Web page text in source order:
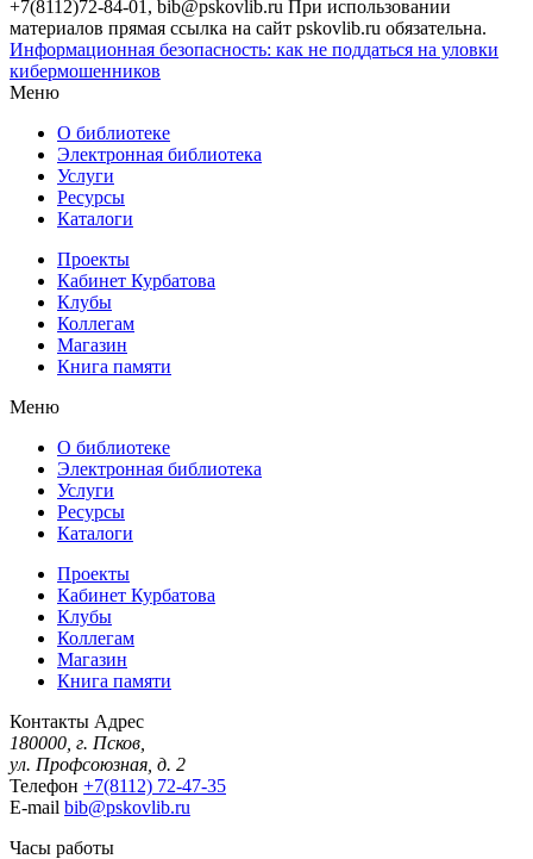
+7(8112)72-84-01, bib@pskovlib.ru При использовании
материалов прямая ссылка на сайт pskovlib.ru обязательна.
Информационная безопасность: как не поддаться на уловки
кибермошенников
Меню
О библиотеке
Электронная библиотека
Услуги
Ресурсы
Каталоги
Проекты
Кабинет Курбатова
Клубы
Коллегам
Магазин
Книга памяти
Меню
О библиотеке
Электронная библиотека
Услуги
Ресурсы
Каталоги
Проекты
Кабинет Курбатова
Клубы
Коллегам
Магазин
Книга памяти
Контакты Адрес
180000, г. Псков,
ул. Профсоюзная, д. 2
Телефон +7(8112) 72-47-35
E-mail bib@pskovlib.ru
Часы работы